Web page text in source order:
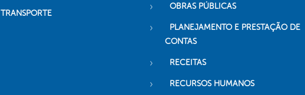
TRANSPORTE
OBRAS PÚBLICAS
PLANEJAMENTO E PRESTAÇÃO DE
CONTAS
RECEITAS
RECURSOS HUMANOS